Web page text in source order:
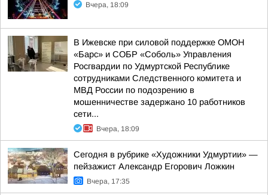
Вчера, 18:09
В Ижевске при силовой поддержке ОМОН
«Барс» и СОБР «Соболь» Управления
Росгвардии по Удмуртской Республике
сотрудниками Следственного комитета и
МВД России по подозрению в
мошенничестве задержано 10 работников
сети...
Вчера, 18:09
Сегодня в рубрике «Художники Удмуртии» —
пейзажист Александр Егорович Ложкин
Вчера, 17:35